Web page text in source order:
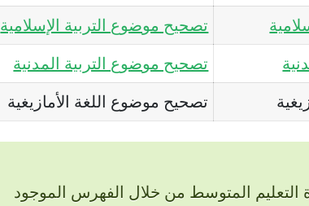
تصحيح موضوع التربية الإسلامية
تصحيح موضوع التربية المدنية
تصحيح موضوع اللغة الأمازيغية
المتوسط من خلال الفهرس الموجود